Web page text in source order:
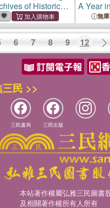
of Historic
A Year
無
6 7 8 9 12
民 >>
三民書局 三民出版
本站著作權屬弘雅三民圖書
及相關著作權所有人所有